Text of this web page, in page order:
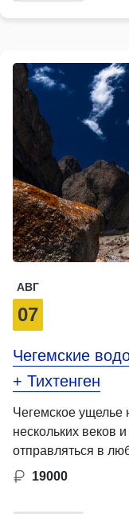
АВГ
07
Чегемские
+ Тихтенген
Чегемское ущелье
нескольких веков
отправляться в
19000